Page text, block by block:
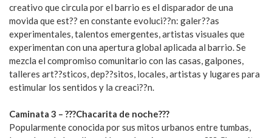
creativo que circula por el barrio es el disparador de una
movida que est?? en constante evoluci??n: galer??as
experimentales, talentos emergentes, artistas visuales que
experimentan con una apertura global aplicada al barrio. Se
mezcla el compromiso comunitario con las casas, galpones,
talleres art??sticos, dep??sitos, locales, artistas y lugares para
estimular los sentidos y la creaci??n.
Caminata 3 – ???Chacarita de noche???
Popularmente conocida por sus mitos urbanos entre tumbas,